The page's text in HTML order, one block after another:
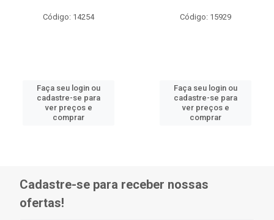
Código: 14254
Faça seu login ou
cadastre-se para
ver preços e
comprar
Código: 15929
Faça seu login ou
cadastre-se para
ver preços e
comprar
Cadastre-se para receber nossas
ofertas!